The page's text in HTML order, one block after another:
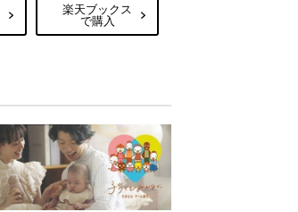
楽天ブックス
で購入